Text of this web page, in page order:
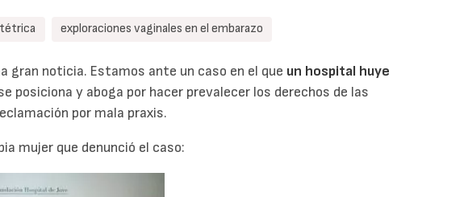
exploraciones vaginales en el embarazo
gran noticia. Estamos ante un caso en el que un hospital huye
posiciona y aboga por hacer prevalecer los derechos de las
por mala praxis.
mujer que denunció el caso: